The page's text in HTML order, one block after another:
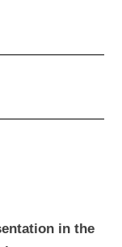
in the